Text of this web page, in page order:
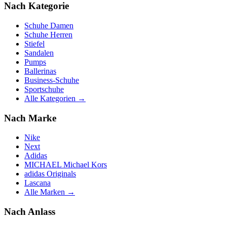
Nach Kategorie
Schuhe Damen
Schuhe Herren
Stiefel
Sandalen
Pumps
Ballerinas
Business-Schuhe
Sportschuhe
Alle Kategorien →
Nach Marke
Nike
Next
Adidas
MICHAEL Michael Kors
adidas Originals
Lascana
Alle Marken →
Nach Anlass